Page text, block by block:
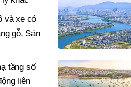
và xe có
gỗ, Sản
tầng số
liên